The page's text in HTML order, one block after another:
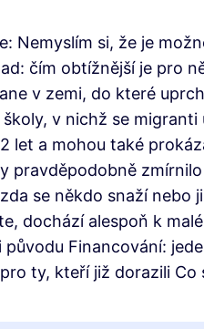
Nemyslím si, že je
čím obtížnější je pro
v zemi, do které
v nichž se
let a mohou také
pravděpodobně
se někdo snaží nebo
dochází alespoň k
Financování:
ty, kteří již dorazili Co